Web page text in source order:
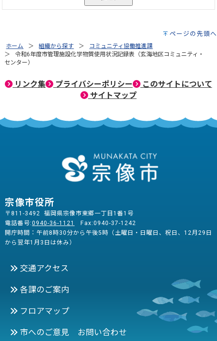
ページの先頭へ
ホーム 組織から探す
コミュニティ協働推進課
令和6年度市管理施設化学物質使用状況記録表（玄海地区コミュニティ・
センター）
リンク集 プライバシーポリシー
このサイトについて
サイトマップ
宗像市役所
〒811-3492 福岡県宗像市東郷一丁目1番1号
電話番号:0940-36-1121
Fax:0940-37-1242
開庁時間：午前8時30分から午後5時（土曜日・日曜日、祝日、12月29日
から翌年1月3日は休み）
交通アクセス
各課のご案内
フロアマップ
市へのご意見 お問い合わせ